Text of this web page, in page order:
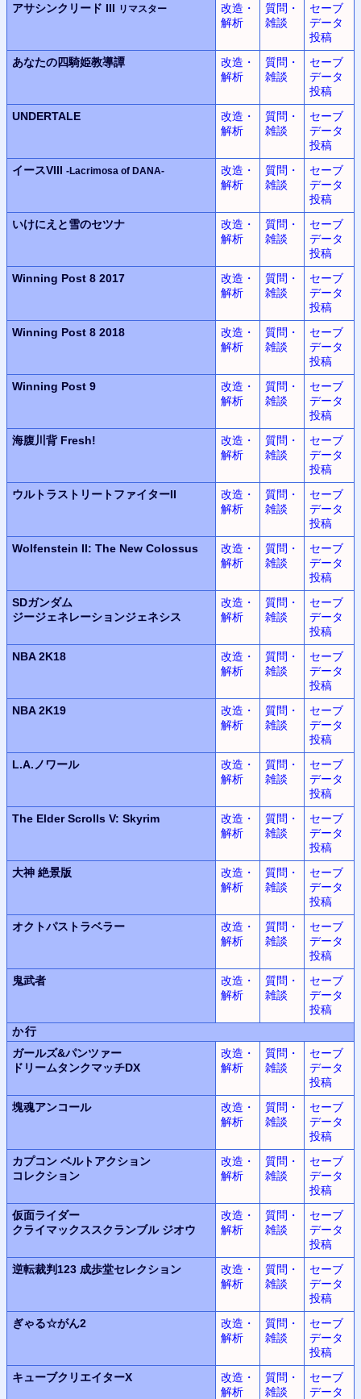
アサシンクリード III リマスター
改造・
解析
質問・
雑談
セーブ
データ
投稿
あなたの四騎姫教導譚
改造・
解析
質問・
雑談
セーブ
データ
投稿
UNDERTALE
改造・
解析
質問・
雑談
セーブ
データ
投稿
イースVIII -Lacrimosa of DANA-
改造・
解析
質問・
雑談
セーブ
データ
投稿
いけにえと雪のセツナ
改造・
解析
質問・
雑談
セーブ
データ
投稿
Winning Post 8 2017
改造・
解析
質問・
雑談
セーブ
データ
投稿
Winning Post 8 2018
改造・
解析
質問・
雑談
セーブ
データ
投稿
Winning Post 9
改造・
解析
質問・
雑談
セーブ
データ
投稿
海腹川背 Fresh!
改造・
解析
質問・
雑談
セーブ
データ
投稿
ウルトラ ストリートファイターII
改造・
解析
質問・
雑談
セーブ
データ
投稿
Wolfenstein II: The New Colossus
改造・
解析
質問・
雑談
セーブ
データ
投稿
SDガンダム
ジージェネレーションジェネシス
改造・
解析
質問・
雑談
セーブ
データ
投稿
NBA 2K18
改造・
解析
質問・
雑談
セーブ
データ
投稿
NBA 2K19
改造・
解析
質問・
雑談
セーブ
データ
投稿
L.A. ノワール
改造・
解析
質問・
雑談
セーブ
データ
投稿
The Elder Scrolls V: Skyrim
改造・
解析
質問・
雑談
セーブ
データ
投稿
大神 絶景版
改造・
解析
質問・
雑談
セーブ
データ
投稿
オクトパストラベラー
改造・
解析
質問・
雑談
セーブ
データ
投稿
鬼武者
改造・
解析
質問・
雑談
セーブ
データ
投稿
か行
ガールズ&パンツァー
ドリームタンクマッチDX
改造・
解析
質問・
雑談
セーブ
データ
投稿
塊魂アンコール
改造・
解析
質問・
雑談
セーブ
データ
投稿
カプコン ベルトアクション
コレクション
改造・
解析
質問・
雑談
セーブ
データ
投稿
仮面ライダー
クライマックススクランブル ジオウ
改造・
解析
質問・
雑談
セーブ
データ
投稿
逆転裁判123 成歩堂セレクション
改造・
解析
質問・
雑談
セーブ
データ
投稿
ぎゃる☆がん2
改造・
解析
質問・
雑談
セーブ
データ
投稿
キューブクリエイターX
改造・
解析
質問・
雑談
セーブ
データ